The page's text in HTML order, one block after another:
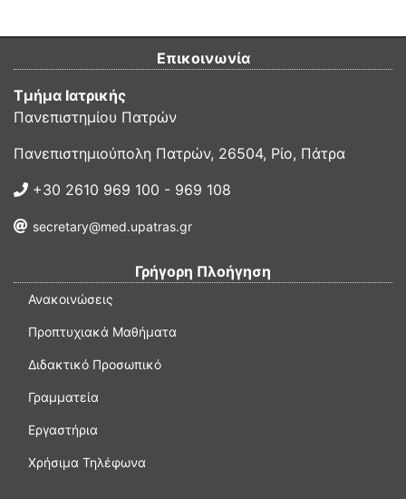
Επικοινωνία
Τμήμα Ιατρικής
Πανεπιστημίου Πατρών
Πανεπιστημιούπολη Πατρών, 26504, Ρίο, Πάτρα
+30 2610 969 100 - 969 108
secretary@med.upatras.gr
Γρήγορη Πλοήγηση
Ανακοινώσεις
Προπτυχιακά Μαθήματα
Διδακτικό Προσωπικό
Γραμματεία
Εργαστήρια
Χρήσιμα Τηλέφωνα